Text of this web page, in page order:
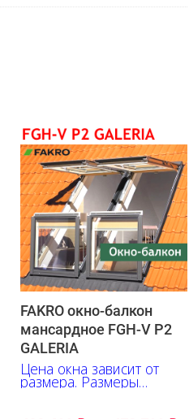
FAKRO окно-балкон
мансардное FGH-V P2
GALERIA
Цена окна зависит от
размера. Размеры